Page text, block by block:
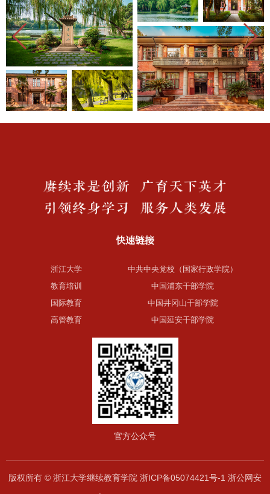
快速链接
浙江大学
中共中央党校（国家行政学院）
教育培训
中国浦东干部学院
国际教育
中国井冈山干部学院
高管教育
中国延安干部学院
官方公众号
版权所有 © 浙江大学继续教育学院 浙ICP备05074421号-1 浙公网安